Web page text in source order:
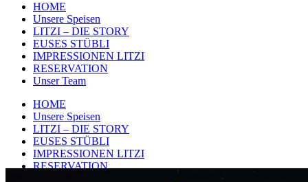
HOME
Unsere Speisen
LITZI – DIE STORY
EUSES STÜBLI
IMPRESSIONEN LITZI
RESERVATION
Unser Team
HOME
Unsere Speisen
LITZI – DIE STORY
EUSES STÜBLI
IMPRESSIONEN LITZI
RESERVATION